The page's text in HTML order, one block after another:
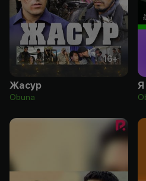
16+
Жасур
Obuna
Я